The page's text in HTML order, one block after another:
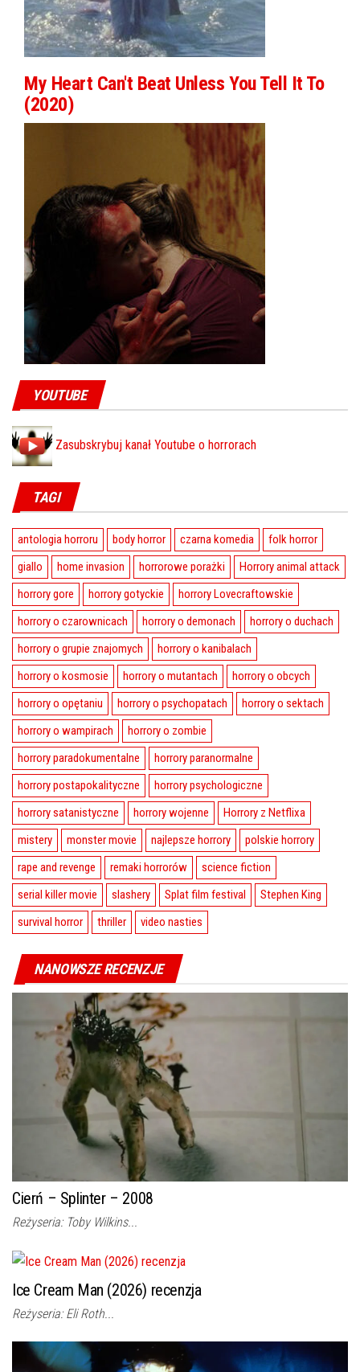
My Heart Can't Beat Unless You Tell It To
(2020)
YOUTUBE
Zasubskrybuj kanał Youtube o horrorach
TAGI
antologia horroru body horror czarna komedia
folk horror
giallo
home invasion horrorowe porażki
Horrory animal attack
horrory gore
horrory gotyckie
horrory Lovecraftowskie
horrory o czarownicach
horrory o demonach
horrory o duchach
horrory o grupie znajomych
horrory o kanibalach
horrory o kosmosie
horrory o mutantach
horrory o obcych
horrory o opętaniu
horrory o psychopatach
horrory o sektach
horrory o wampirach
horrory o zombie
horrory paradokumentalne
horrory paranormalne
horrory postapokalityczne
horrory psychologiczne
horrory satanistyczne
horrory wojenne
Horrory z Netflixa
mistery
monster movie najlepsze horrory
polskie horrory
rape and revenge
remaki horrorów
science fiction
serial killer movie
slashery Splat film festival
Stephen King
survival horror
thriller video nasties
NANOWSZE RECENZJE
Cierń – Splinter – 2008
Reżyseria: Toby Wilkins...
Ice Cream Man (2026) recenzja
Reżyseria: Eli Roth...